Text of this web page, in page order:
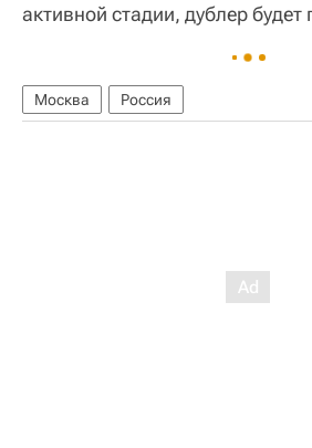
активной стадии, дублер будет
Москва Россия